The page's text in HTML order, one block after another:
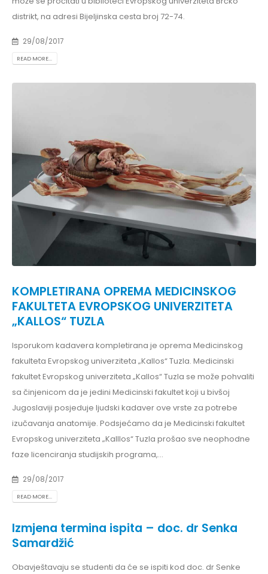
distrikt, na adresi Bijeljinska cesta broj 72-74.
29/08/2017
READ MORE...
KOMPLETIRANA OPREMA MEDICINSKOG
FAKULTETA EVROPSKOG UNIVERZITETA
„KALLOS“ TUZLA
Isporukom kadavera kompletirana je oprema Medicinskog
fakulteta Evropskog univerziteta „Kallos“ Tuzla. Medicinski
fakultet Evropskog univerziteta „Kallos“ Tuzla se može pohvaliti
sa činjenicom da je jedini Medicinski fakultet koji u bivšoj
Jugoslaviji posjeduje ljudski kadaver ove vrste za potrebe
izučavanja anatomije. Podsjećamo da je Medicinski fakultet
Evropskog univerziteta „Kalllos“ Tuzla prošao sve neophodne
faze licenciranja studijskih programa,...
29/08/2017
READ MORE...
Izmjena termina ispita – doc. dr Senka
Samardžić
Obavještavaju se studenti da će se ispiti kod doc. dr Senke